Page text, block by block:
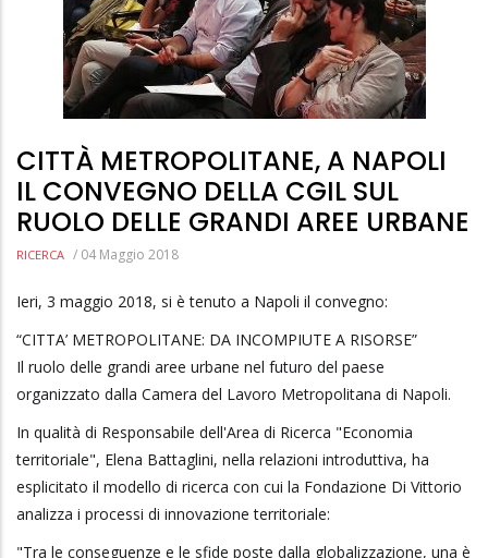
CITTÀ METROPOLITANE, A NAPOLI
IL CONVEGNO DELLA CGIL SUL
RUOLO DELLE GRANDI AREE URBANE
RICERCA / 04 Maggio 2018
Ieri, 3 maggio 2018, si è tenuto a Napoli il convegno:
“CITTA’ METROPOLITANE: DA INCOMPIUTE A RISORSE”
Il ruolo delle grandi aree urbane nel futuro del paese
organizzato dalla Camera del Lavoro Metropolitana di Napoli.
In qualità di Responsabile dell'Area di Ricerca "Economia
territoriale", Elena Battaglini, nella relazioni introduttiva, ha
esplicitato il modello di ricerca con cui la Fondazione Di Vittorio
analizza i processi di innovazione territoriale:
"Tra le conseguenze e le sfide poste dalla globalizzazione, una è